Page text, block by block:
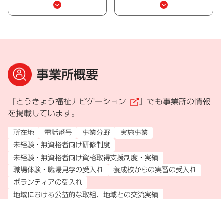
事業所概要
とうきょう福祉ナビゲーション （外部リンク）
」でも事業所の情報
を掲載しています。
所在地 電話番号 事業分野
実施事業
未経験・無資格者向け研修制度
未経験・無資格者向け資格取得支援制度・実績
職場体験・職場見学の受入れ
養成校からの実習の受入れ
ボランティアの受入れ
地域における公益的な取組、地域との交流実績